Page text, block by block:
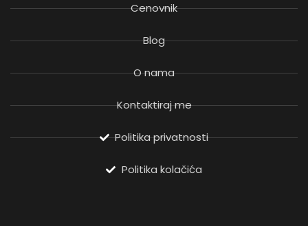
Cenovnik
Blog
O nama
Kontaktiraj me
Politika privatnosti
Politika kolačića